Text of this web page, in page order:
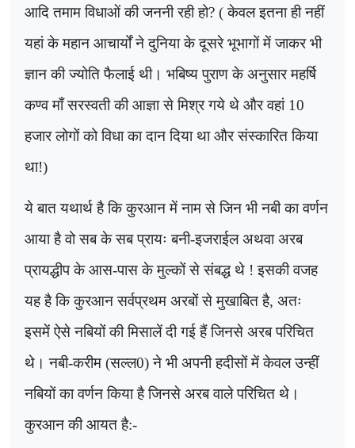
आदि तमाम विधाओं की जननी रही हो? (केवल इतना ही नहीं
यहां के महान आचार्यों ने दुनिया के दूसरे भूभागों में जाकर भी
ज्ञान की ज्योति फैलाई थी। भबिष्य पुराण के अनुसार महर्षि
कण्व माँ सरस्वती की आज्ञा से मिश्र गये थे और वहां 10
हजार लोगों को विधा का दान दिया था और संस्कारित किया
था!)
ये बात यथार्थ है कि कुरआन में नाम से जिन भी नबी का वर्णन
आया है वो सब के सब प्रायः बनी-इजराईल अथवा अरब
प्रायद्धीप के आस-पास के मुल्कों से संबद्ध थे ! इसकी वजह
यह है कि कुरआन सर्वप्रथम अरबों से मुखाबित है, अतः
इसमें ऐसे नबियों की मिसालें दी गई हैं जिनसे अरब परिचित
थे। नबी-करीम (सल्ल0)ने भी अपनी हदीसों में केवल उन्हीं
नबियों का वर्णन किया है जिनसे अरब वाले परिचित थे।
कुरआन की आयत है:-